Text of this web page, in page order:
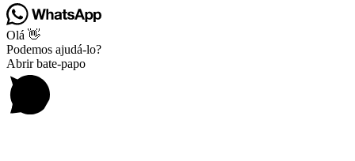
Olá 👋
Podemos ajudá-lo?
Abrir bate-papo